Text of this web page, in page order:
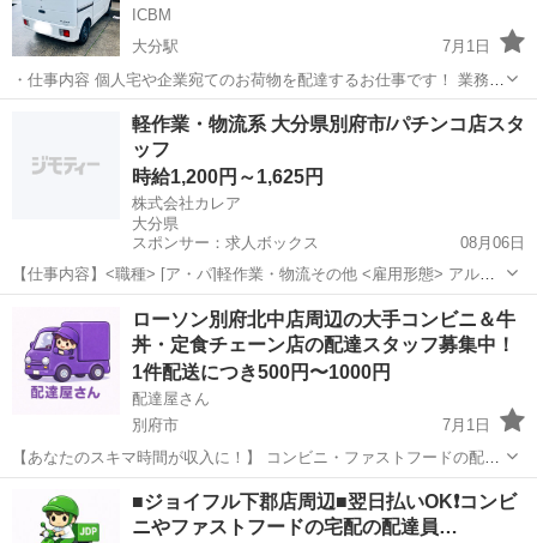
ICBM
大分駅
7月1日
・仕事内容 個人宅や企業宛てのお荷物を配達するお仕事です！ 業務拡
大のため、配送スタッフ数名募集します！ ・勤務地 大分県内 ・給与
完全出来高制 配達に慣れてきたら配達完了数も順調に伸びていくので
頑張った分は確実に稼げ...
大分市 大分駅 配送 貨物
軽作業・物流系 大分県別府市/パチンコ店スタ
ッフ
時給1,200円～1,625円
株式会社カレア
大分県
スポンサー：求人ボックス
08月06日
【仕事内容】<職種> [ア・パ]軽作業・物流その他 <雇用形態> アルバ
イト・パート <給与> [ア・パ]時給1,200円～1,625円 交通費:一部支給
上限15,000円(1日辺りの上限は500円/日) 公共交通機関ご利用の方...
ローソン別府北中店周辺の大手コンビニ＆牛
丼・定食チェーン店の配達スタッフ募集中！
1件配送につき500円〜1000円
配達屋さん
別府市
7月1日
【あなたのスキマ時間が収入に！】 コンビニ・ファストフードの配達
バイト、始めませんか？ アプリで空いた時間にサクッと配達！ 配達す
るかどうかは、オファーを見てその場で自由に決められます♪
―――――――――― ...
スタッフ
■ジョイフル下郡店周辺■翌日払いOK❗️コンビ
ニやファストフードの宅配の配達員…